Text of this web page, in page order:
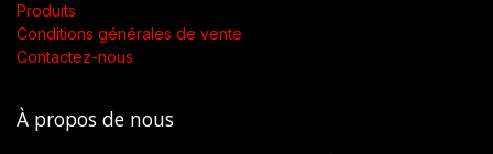
Produits
Conditions générales de vente
Contactez-nous
À propos de nous